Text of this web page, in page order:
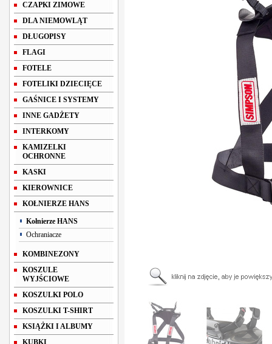
CZAPKI ZIMOWE
DLA NIEMOWLĄT
DŁUGOPISY
FLAGI
FOTELE
FOTELIKI DZIECIĘCE
GAŚNICE I SYSTEMY
INNE GADŻETY
INTERKOMY
KAMIZELKI
OCHRONNE
KASKI
KIEROWNICE
KOŁNIERZE HANS
Kołnierze HANS
Ochraniacze
KOMBINEZONY
KOSZULE
WYJŚCIOWE
KOSZULKI POLO
KOSZULKI T-SHIRT
KSIĄŻKI I ALBUMY
KUBKI